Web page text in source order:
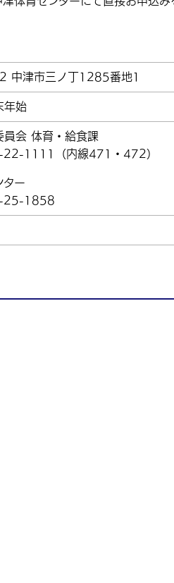
中津市三ノ丁1285番地1
年始
員会 体育・給食課
22-1111（内線471・472）
ター
25-1858